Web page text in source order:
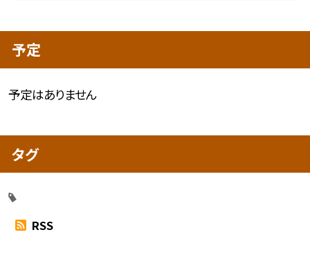
予定
予定はありません
タグ
RSS